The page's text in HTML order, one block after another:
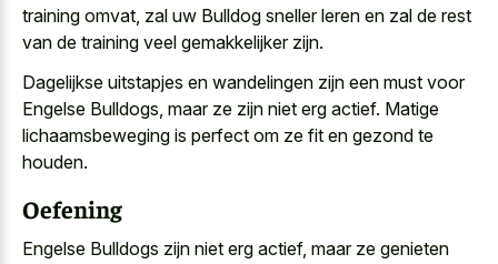
training omvat, zal uw Bulldog sneller leren en zal de rest
van de training veel gemakkelijker zijn.
Dagelijkse uitstapjes en wandelingen zijn een must voor
Engelse Bulldogs, maar ze zijn niet erg actief. Matige
lichaamsbeweging is perfect om ze fit en gezond te
houden.
Oefening
Engelse Bulldogs zijn niet erg actief, maar ze genieten